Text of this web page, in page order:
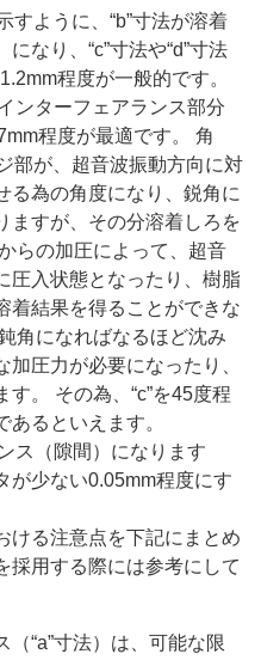
すように、“b”寸法が溶着
なり、“c”寸法や“d”寸法
程度が一般的です。
ンターフェアランス部分
程度が最適です。 角
部が、超音波振動方向に対
る為の角度になり、鋭角に
ますが、その分溶着しろを
らの加圧によって、超音
圧入状態となったり、樹脂
着結果を得ることができな
角になればなるほど沈み
圧力が必要になったり、
。 その為、“c”を45度程
るといえます。
ス（隙間）になります
が少ない0.05mm程度にす
ける注意点を下記にまとめ
採用する際には参考にして
（“a”寸法）は、可能な限